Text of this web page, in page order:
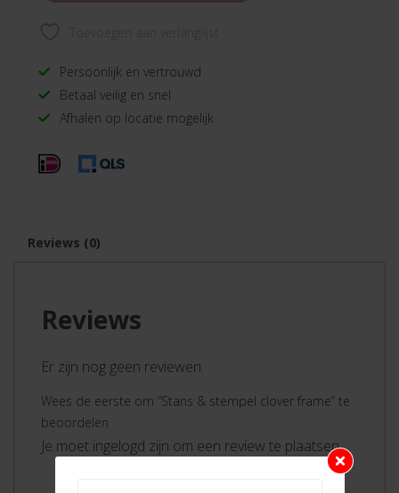
Persoonlijk en vertrouwd
Betaal veilig en snel
Afhalen op locatie mogelijk
Reviews (0)
Reviews
Er zijn nog geen reviewen.
Wees de eerste om “Stans & stempel clover frame” te
beoordelen
Je moet ingelogd zijn om een review te plaatsen.